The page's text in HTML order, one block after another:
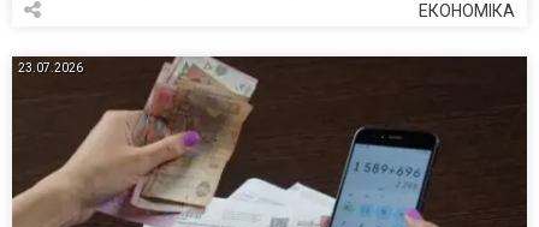
ЕКОНОМІКА
23.07.2026